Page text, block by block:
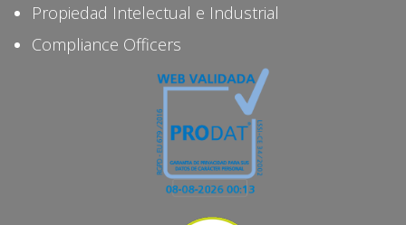
Propiedad Intelectual e Industrial
Compliance Officers